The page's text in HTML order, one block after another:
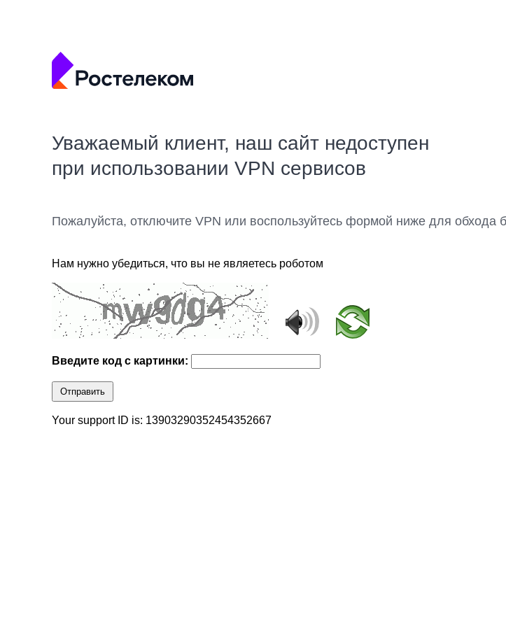
Уважаемый клиент, наш сайт недоступен
при использовании VPN сервисов
Пожалуйста, отключите VPN или воспользуйтесь формой ниже для обхода
Нам нужно убедиться, что вы не являетесь роботом
Введите код с картинки:
Отправить
Your support ID is: 13903290352454352667